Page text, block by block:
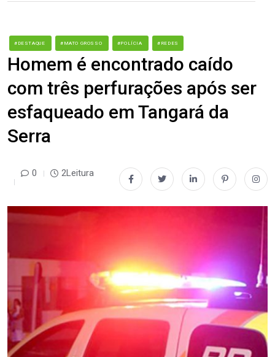
#DESTAQUE #MATO GROSSO #POLÍCIA #REDES
Homem é encontrado caído
com três perfurações após ser
esfaqueado em Tangará da
Serra
0 2Leitura